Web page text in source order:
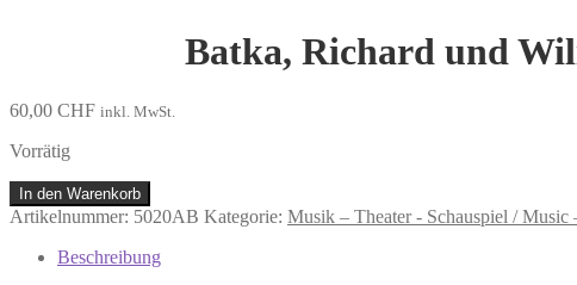
Batka, Richard und
60,00 CHF inkl. MwSt.
Vorrätig
Batka,
Richard
Wilibald
In den Warenkorb
Artikelnummer: 5020AB Kategorie: Musik – Theater - Schauspiel / Music
Beschreibung